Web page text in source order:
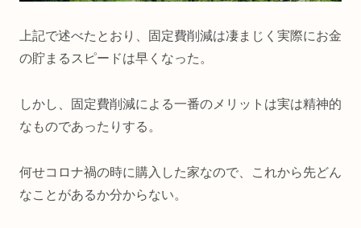
上記で述べたとおり、固定費削減は凄まじく実際にお金
の貯まるスピードは早くなった。
しかし、固定費削減による一番のメリットは実は精神的
なものであったりする。
何せコロナ禍の時に購入した家なので、これから先どん
なことがあるか分からない。